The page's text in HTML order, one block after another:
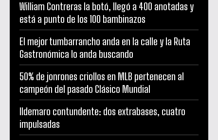
William Contreras la botó, llegó a 400 anotadas y
está a punto de los 100 bambinazos
El mejor tumbarrancho anda en la calle y la Ruta
Gastronómica lo anda buscando
50% de jonrones criollos en MLB pertenecen al
campeón del pasado Clásico Mundial
Ildemaro contundente: dos extrabases, cuatro
impulsadas